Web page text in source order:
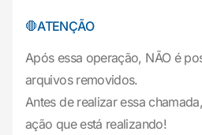
🛑ATENÇÃO
Após essa operação, NÃO é
arquivos removidos.
Antes de realizar essa
ação que está realizando!